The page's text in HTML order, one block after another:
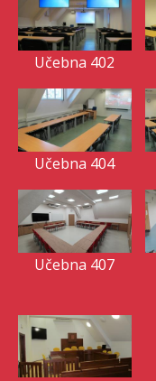
Učebna 402
Učebna 404
Učebna 407